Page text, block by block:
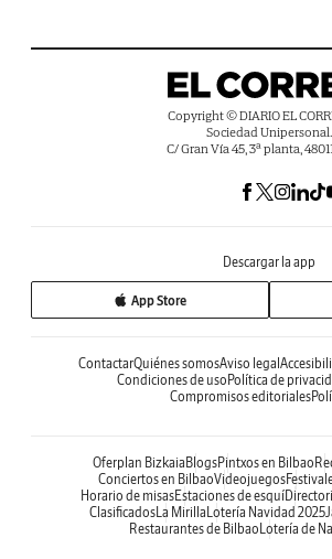
Copyright © DIARIO EL
Sociedad Unipersonal.
C/ Gran Vía 45, 3ª planta,
Descargar la app
App Store
ContactarQuiénes somosAviso legal
Condiciones de uso Política de
Compromisos editoriales
Oferplan Bizkaia BlogsPintxos en Bilbao
Conciertos en BilbaoVideojuegos
Horario de misasEstaciones de esquí
ClasificadosLa Mirilla Lotería Navidad 2025
Restaurantes de Bilbao Lotería de